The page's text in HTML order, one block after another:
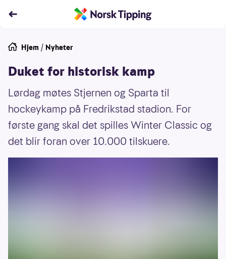
Hjem / Nyheter
Duket for historisk kamp
Lørdag møtes Stjernen og Sparta til
hockeykamp på Fredrikstad stadion. For
første gang skal det spilles Winter Classic og
det blir foran over 10.000 tilskuere.